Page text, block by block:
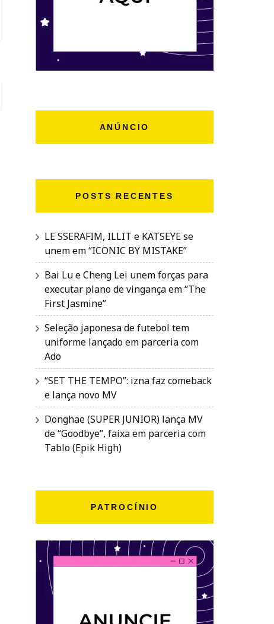
ANÚNCIO
POSTS RECENTES
LE SSERAFIM, ILLIT e KATSEYE se
unem em “ICONIC BY MISTAKE”
Bai Lu e Cheng Lei unem forças para
executar plano de vingança em “The
First Jasmine”
Seleção japonesa de futebol tem
uniforme lançado em parceria com
Ado
“SET THE TEMPO”: izna faz comeback
e lança novo MV
Donghae (SUPER JUNIOR) lança MV
de “Goodbye”, faixa em parceria com
Tablo (Epik High)
PATROCÍNIO